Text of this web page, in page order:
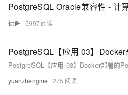
德哥 5997
yuanzhengme 275